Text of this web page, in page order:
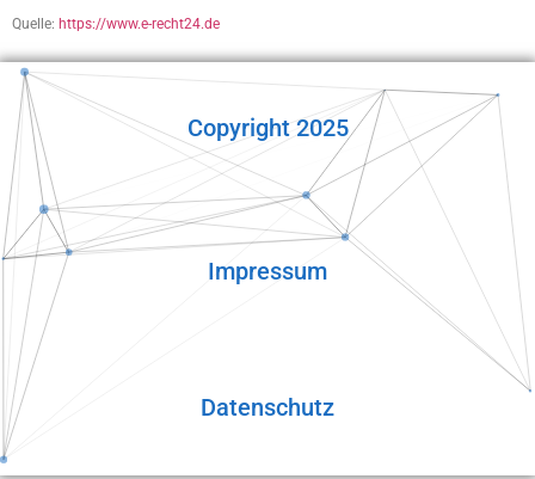
Quelle: https://www.e-recht24.de
Copyright 2025
Impressum
Datenschutz